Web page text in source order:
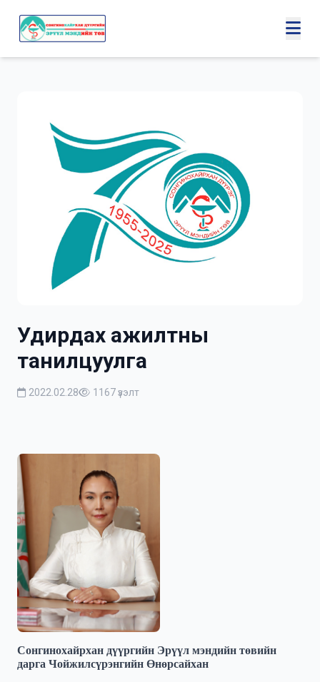
Удирдах ажилтны
танилцуулга
2022.02.28 1167 үзэлт
Сонгинохайрхан дүүргийн Эрүүл мэндийн төвийн
дарга Чойжилсүрэнгийн Өнөрсайхан